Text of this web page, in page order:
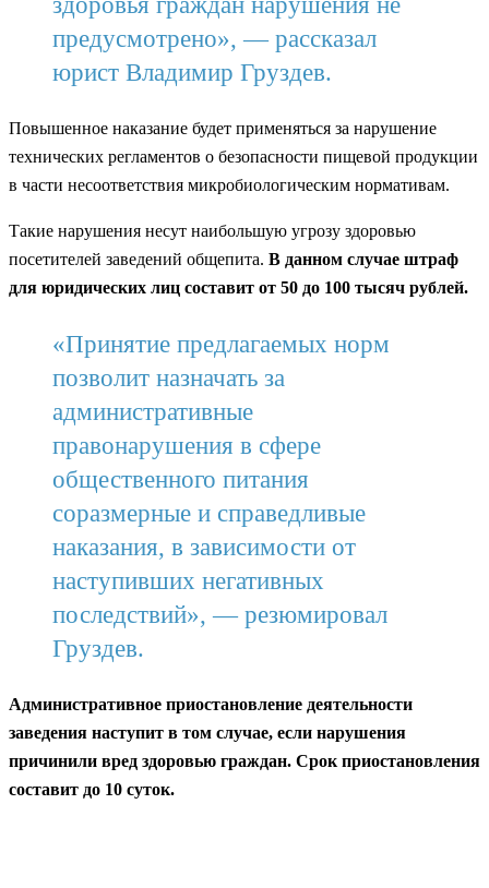
предусмотрено», — рассказал
юрист Владимир Груздев.
Повышенное наказание будет применяться за нарушение
технических регламентов о безопасности пищевой продукции
в части несоответствия микробиологическим нормативам.
Такие нарушения несут наибольшую угрозу здоровью
посетителей заведений общепита. В данном случае штраф
для юридических лиц составит от 50 до 100 тысяч рублей.
«Принятие предлагаемых норм
позволит назначать за
административные
правонарушения в сфере
общественного питания
соразмерные и справедливые
наказания, в зависимости от
наступивших негативных
последствий», — резюмировал
Груздев.
Административное приостановление деятельности
заведения наступит в том случае, если нарушения
причинили вред здоровью граждан. Срок приостановления
составит до 10 суток.